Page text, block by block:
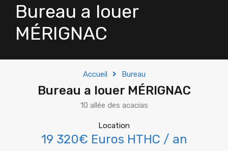
Bureau a louer
MÉRIGNAC
Accueil Bureau
Bureau a louer MÉRIGNAC
10 allée des acacias
Location
19 320€ Euros HTHC / an